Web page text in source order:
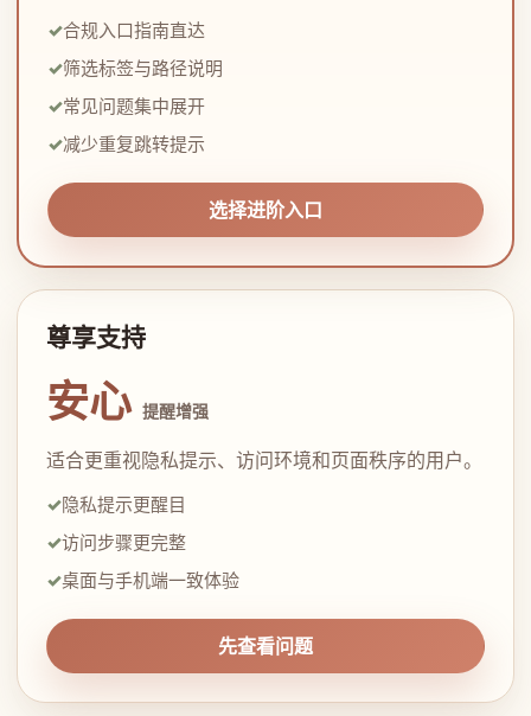
合规入口指南直达
筛选标签与路径说明
常见问题集中展开
减少重复跳转提示
选择进阶入口
尊享支持
安心 提醒增强
适合更重视隐私提示、访问环境和页面秩序的用户。
隐私提示更醒目
访问步骤更完整
桌面与手机端一致体验
先查看问题